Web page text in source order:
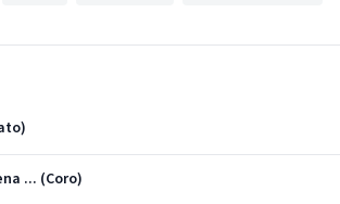
... (Coro)